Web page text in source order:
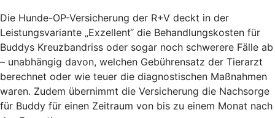
Die Hunde-OP-Versicherung der R+V deckt in der
Leistungsvariante „Exzellent“ die Behandlungskosten für
Buddys Kreuzbandriss oder sogar noch schwerere Fälle ab
– unabhängig davon, welchen Gebührensatz der Tierarzt
berechnet oder wie teuer die diagnostischen Maßnahmen
waren. Zudem übernimmt die Versicherung die Nachsorge
für Buddy für einen Zeitraum von bis zu einem Monat nach